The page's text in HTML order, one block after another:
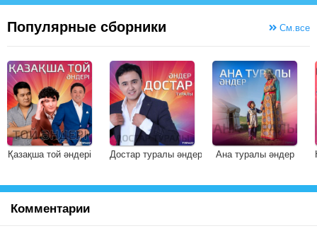
Популярные сборники См.все
Қазақша той әндері Достар туралы әндер Ана туралы әндер
Комментарии